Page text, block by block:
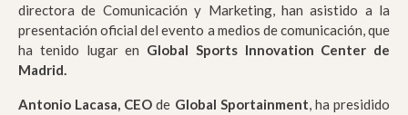
directora de Comunicación y Marketing, han asistido a la
presentación oficial del evento a medios de comunicación, que
ha tenido lugar en Global Sports Innovation Center de
Madrid.
Antonio Lacasa, CEO de Global Sportainment, ha presidido